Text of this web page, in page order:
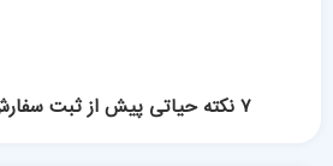
۷ نکته حیاتی پیش از ثبت سفارش برد مدار چاپی